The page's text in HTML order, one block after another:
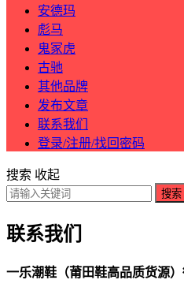
安德玛
彪马
鬼冢虎
古驰
其他品牌
发布文章
联系我们
登录/注册/找回密码
搜索 收起
搜索
联系我们
一乐潮鞋（莆田鞋高品质货源）